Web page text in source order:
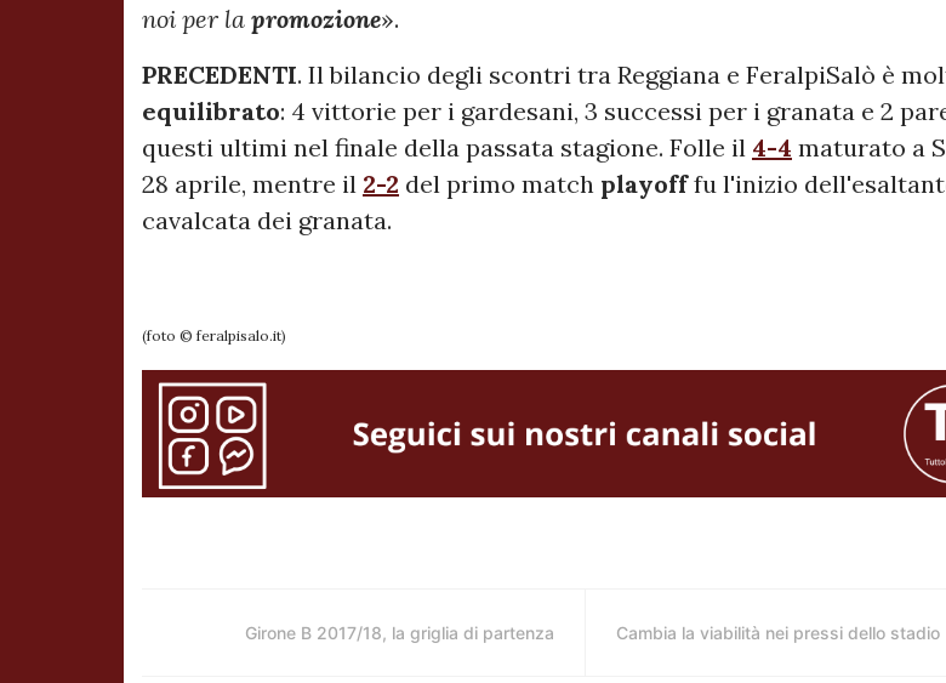
noi per la promozione».
PRECEDENTI. Il bilancio degli scontri tra Reggiana e FeralpiSalò è
equilibrato: 4 vittorie per i gardesani, 3 successi per i granata e 2
questi ultimi nel finale della passata stagione. Folle il 4-4 maturato a
28 aprile, mentre il 2-2 del primo match playofffu l'inizio
cavalcata dei granata.
(foto © feralpisalo.it)
Girone B 2017/18, la griglia di partenza Cambia la viabilità nei pressi dello stadio